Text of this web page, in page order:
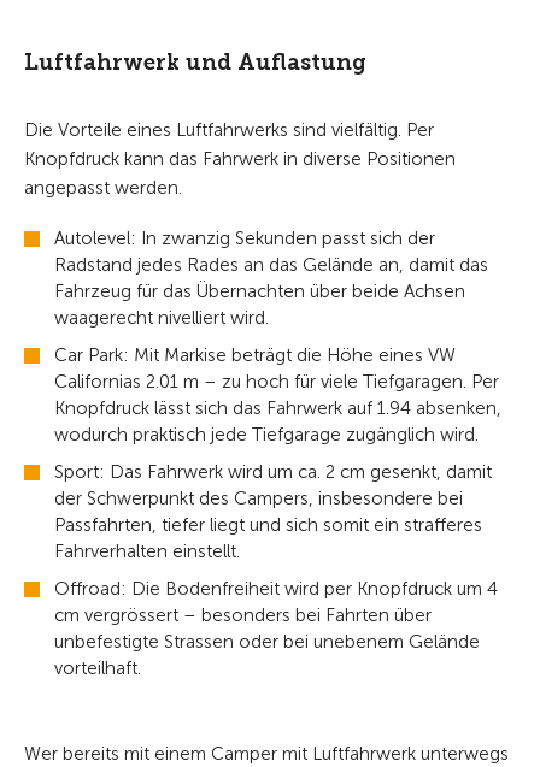
Luftfahrwerk und Auflastung
Die Vorteile eines Luftfahrwerks sind vielfältig. Per
Knopfdruck kann das Fahrwerk in diverse Positionen
angepasst werden.
Autolevel: In zwanzig Sekunden passt sich der
Radstand jedes Rades an das Gelände an, damit das
Fahrzeug für das Übernachten über beide Achsen
waagerecht nivelliert wird.
Car Park: Mit Markise beträgt die Höhe eines VW
Californias 2.01 m – zu hoch für viele Tiefgaragen. Per
Knopfdruck lässt sich das Fahrwerk auf 1.94 absenken,
wodurch praktisch jede Tiefgarage zugänglich wird.
Sport: Das Fahrwerk wird um ca. 2 cm gesenkt, damit
der Schwerpunkt des Campers, insbesondere bei
Passfahrten, tiefer liegt und sich somit ein strafferes
Fahrverhalten einstellt.
Offroad: Die Bodenfreiheit wird per Knopfdruck um 4
cm vergrössert – besonders bei Fahrten über
unbefestigte Strassen oder bei unebenem Gelände
vorteilhaft.
Wer bereits mit einem Camper mit Luftfahrwerk unterwegs